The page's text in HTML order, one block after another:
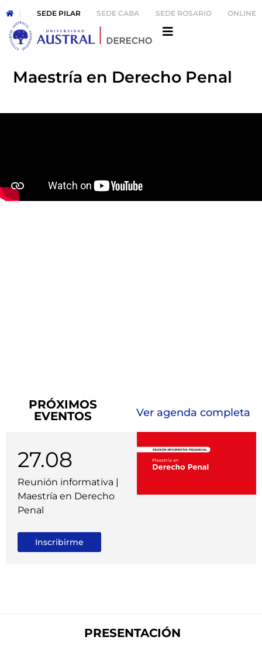
SEDE PILAR SEDE CABA SEDE ROSARIO ONLINE
Maestría en Derecho Penal
PRÓXIMOS
EVENTOS
Ver agenda completa
27.08
Reunión informativa |
Maestría en Derecho
Penal
Inscribirme
PRESENTACIÓN